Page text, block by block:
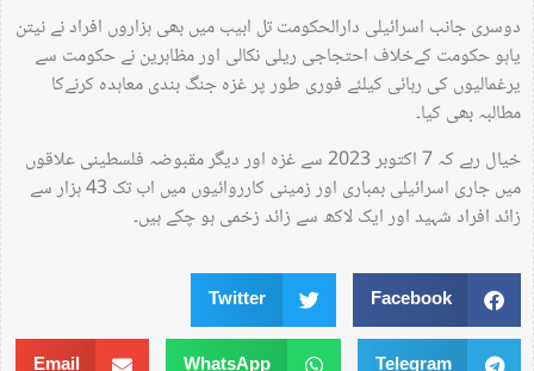
دوسری جانب اسرائیلی دارالحکومت تل ابیب میں بھی ہزاروں افراد نے نیتن
یاہو حکومت کےخلاف احتجاجی ریلی نکالی اور مظاہرین نے حکومت سے
یرغمالیوں کی رہائی کیلئے فوری طور پر غزہ جنگ بندی معاہدہ کرنےکا
مطالبہ بھی کیا۔
خیال رہے کہ 7 اکتوبر 2023 سے غزہ اور دیگر مقبوضہ فلسطینی علاقوں
میں جاری اسرائیلی بمباری اور زمینی کارروائیوں میں اب تک 43 ہزار سے
زائد افراد شہید اور ایک لاکھ سے زائد زخمی ہو چکے ہیں۔
Facebook
Twitter